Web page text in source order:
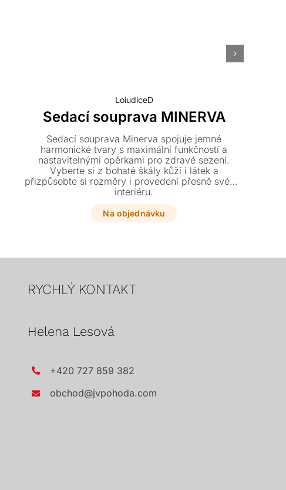
LoiudiceD
Sedací souprava MINERVA
Sedací souprava Minerva spojuje jemné
harmonické tvary s maximální funkčností a
nastavitelnými opěrkami pro zdravé sezení.
Vyberte si z bohaté škály kůží i látek a
přizpůsobte si rozměry i provedení přesně svému
interiéru.
Na objednávku
RYCHLÝ KONTAKT
Helena Lesová
+420 727 859 382
obchod@jvpohoda.com